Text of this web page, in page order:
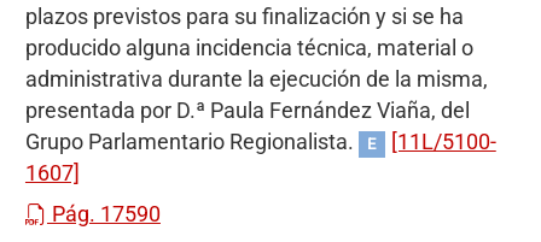
plazos previstos para su finalización y si se ha
producido alguna incidencia técnica, material o
administrativa durante la ejecución de la misma,
presentada por D.ª Paula Fernández Viaña, del
Grupo Parlamentario Regionalista.
E
[11L/5100-
1607]
Pág. 17590